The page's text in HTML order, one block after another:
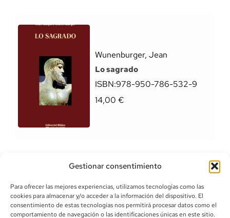
Gestionar consentimiento
Para ofrecer las mejores experiencias, utilizamos tecnologías como las
cookies para almacenar y/o acceder a la información del dispositivo. El
consentimiento de estas tecnologías nos permitirá procesar datos como el
comportamiento de navegación o las identificaciones únicas en este sitio.
Wunenburger, Jean
Lo sagrado
ISBN:978-950-786-532-9
14,00 €